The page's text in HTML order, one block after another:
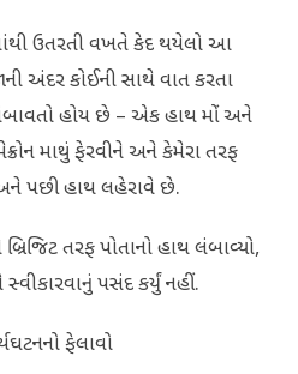
ઉતરતી વખતે કેદ થયેલો આ
અંદર કોઈની સાથે વાત કરતા
હોય છે – એક હાથ મોં અને
માથું ફેરવીને અને કેમેરા તરફ
અને પછી હાથ લહેરાવે છે.
તરફ પોતાનો હાથ લંબાવ્યો,
પસંદ કર્યું નહીં.
ફેલાવો